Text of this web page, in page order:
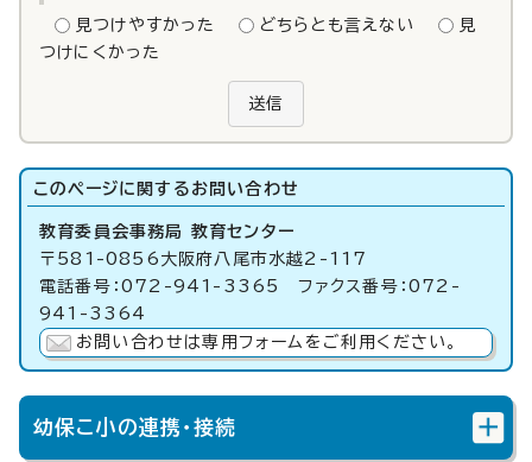
見つけやすかった どちらとも言えない
見
つけにくかった
送信
このページに関する お問い合わせ
教育委員会事務局 教育センター
〒581-0856大阪府八尾市水越2-117
電話番号：072-941-3365 ファクス番号：072-
941-3364
お問い合わせは専用フォームをご利用ください。
幼保こ小の連携・接続